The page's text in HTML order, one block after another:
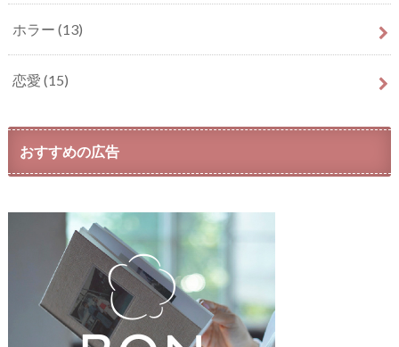
ホラー (13)
恋愛 (15)
おすすめの広告